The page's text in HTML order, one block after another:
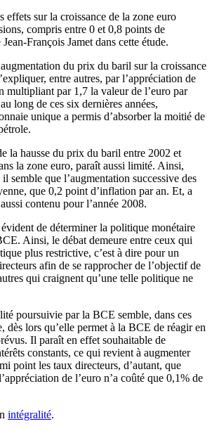
effets sur la croissance de la zone euro
compris entre 0 et 0,8 points de
François Jamet dans cette étude.
du prix du baril sur la croissance
entre autres, par l’appréciation de
multipliant par 1,7 la valeur de l’euro par
long de ces six dernières années,
unique a permis d’absorber la moitié de
la hausse du prix du baril entre 2002 et
la zone euro, paraît aussi limité. Ainsi,
semble que l’augmentation successive des
que 0,2 point d’inflation par an. Et, a
contenu pour l’année 2008.
évident de déterminer la politique monétaire
Ainsi, le débat demeure entre ceux qui
plus restrictive, c’est à dire pour un
afin de se rapprocher de l’objectif de
qui craignent qu’une telle politique ne
poursuivie par la BCE semble, dans ces
dès lors qu’elle permet à la BCE de réagir en
Il paraît en effet souhaitable de
constants, ce qui revient à augmenter
point les taux directeurs, d’autant, que
de l’euro n’a coûté que 0,1% de
intégralité.